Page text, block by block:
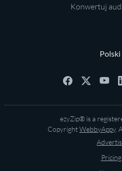
Konwertuj
Polski
ezyZip® is a
CopyrightWebbyAppy.
Pricing